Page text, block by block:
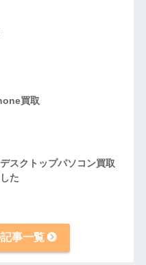
買取
スクトップパソコン買取
た
記事一覧